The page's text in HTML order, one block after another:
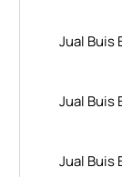
Jual Buis
Jual Buis
Jual Buis